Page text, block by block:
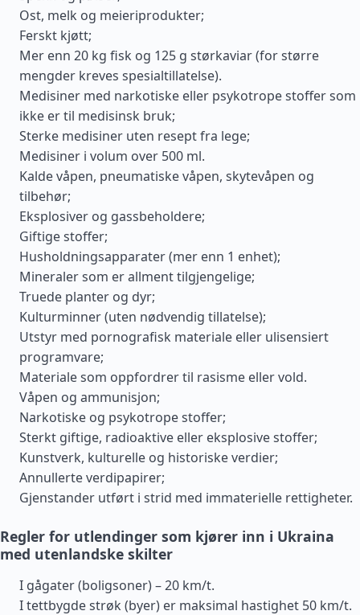
Ost, melk og meieriprodukter;
Ferskt kjøtt;
Mer enn 20 kg fisk og 125 g størkaviar (for større
mengder kreves spesialtillatelse).
Medisiner med narkotiske eller psykotrope stoffer som
ikke er til medisinsk bruk;
Sterke medisiner uten resept fra lege;
Medisiner i volum over 500 ml.
Kalde våpen, pneumatiske våpen, skytevåpen og
tilbehør;
Eksplosiver og gassbeholdere;
Giftige stoffer;
Husholdningsapparater (mer enn 1 enhet);
Mineraler som er allment tilgjengelige;
Truede planter og dyr;
Kulturminner (uten nødvendig tillatelse);
Utstyr med pornografisk materiale eller ulisensiert
programvare;
Materiale som oppfordrer til rasisme eller vold.
Våpen og ammunisjon;
Narkotiske og psykotrope stoffer;
Sterkt giftige, radioaktive eller eksplosive stoffer;
Kunstverk, kulturelle og historiske verdier;
Annullerte verdipapirer;
Gjenstander utført i strid med immaterielle rettigheter.
Regler for utlendinger som kjører inn i Ukraina
med utenlandske skilter
I gågater (boligsoner) – 20 km/t.
I tettbygde strøk (byer) er maksimal hastighet 50 km/t.